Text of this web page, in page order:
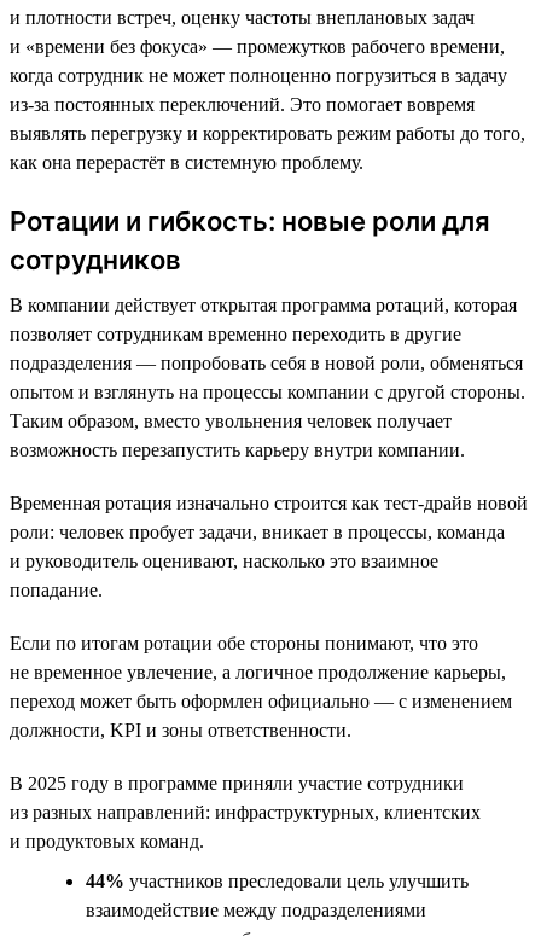
и плотности встреч, оценку частоты внеплановых задач
и «времени без фокуса» — промежутков рабочего времени,
когда сотрудник не может полноценно погрузиться в задачу
из-за постоянных переключений. Это помогает вовремя
выявлять перегрузку и корректировать режим работы до того,
как она перерастёт в системную проблему.
Ротации и гибкость: новые роли для
сотрудников
В компании действует открытая программа ротаций, которая
позволяет сотрудникам временно переходить в другие
подразделения — попробовать себя в новой роли, обменяться
опытом и взглянуть на процессы компании с другой стороны.
Таким образом, вместо увольнения человек получает
возможность перезапустить карьеру внутри компании.
Временная ротация изначально строится как тест-драйв новой
роли: человек пробует задачи, вникает в процессы, команда
и руководитель оценивают, насколько это взаимное
попадание.
Если по итогам ротации обе стороны понимают, что это
не временное увлечение, а логичное продолжение карьеры,
переход может быть оформлен официально — с изменением
должности, KPI и зоны ответственности.
В 2025 году в программе приняли участие сотрудники
из разных направлений: инфраструктурных, клиентских
и продуктовых команд.
44% участников преследовали цель улучшить
взаимодействие между подразделениями